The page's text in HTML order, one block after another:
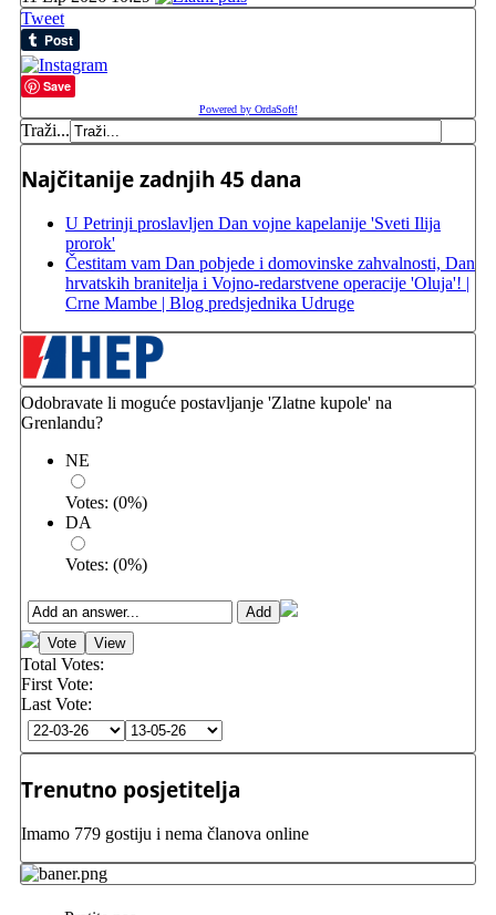
Tweet
Save
Powered by OrdaSoft!
Traži...
Najčitanije zadnjih 45 dana
U Petrinji proslavljen Dan vojne kapelanije 'Sveti Ilija
prorok'
Čestitam vam Dan pobjede i domovinske zahvalnosti, Dan
hrvatskih branitelja i Vojno-redarstvene operacije 'Oluja'! |
Crne Mambe | Blog predsjednika Udruge
Odobravate li moguće postavljanje 'Zlatne kupole' na
Grenlandu?
NE
Votes: (0%)
DA
Votes: (0%)
Total Votes:
First Vote:
Last Vote:
Trenutno posjetitelja
Imamo 779 gostiju i nema članova online